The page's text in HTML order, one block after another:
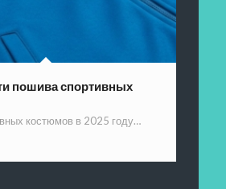
пошива спортивных
костюмов в 2025 году…